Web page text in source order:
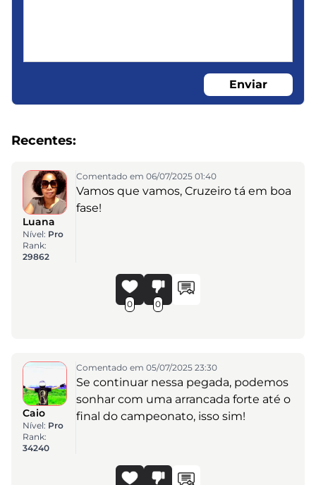
Enviar
Recentes:
Luana
Nível: Pro
Rank:
29862
Comentado em 06/07/2025 01:40
Vamos que vamos, Cruzeiro tá em boa
fase!
0 0
Caio
Nível: Pro
Rank:
34240
Comentado em 05/07/2025 23:30
Se continuar nessa pegada, podemos
sonhar com uma arrancada forte até o
final do campeonato, isso sim!